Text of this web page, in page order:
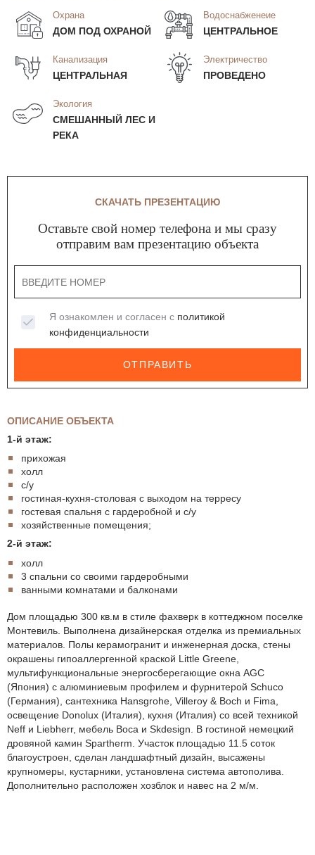
Охрана
ДОМ ПОД ОХРАНОЙ
Водоснабженеие
ЦЕНТРАЛЬНОЕ
Канализация
ЦЕНТРАЛЬНАЯ
Электричество
ПРОВЕДЕНО
Экология
СМЕШАННЫЙ ЛЕС И
РЕКА
ОПИСАНИЕ ОБЪЕКТА
1-й этаж:
прихожая
холл
с/у
гостиная-кухня-столовая с выходом на терресу
гостевая спальня с гардеробной и с/у
хозяйственные помещения;
2-й этаж:
холл
3 спальни со своими гардеробными
ванными комнатами и балконами
Дом площадью 300 кв.м в стиле фахверк в коттеджном поселке
Монтевиль. Выполнена дизайнерская отделка из премиальных
материалов. Полы керамогранит и инженерная доска, стены
окрашены гипоаллергенной краской Little Greene,
мультифункциональные энергосберегающие окна AGC
(Япония) с алюминиевым профилем и фурнитeрой Schuco
(Германия), сантехника Hansgrohe, Villeroy & Boch и Fima,
освещение Donolux (Италия), кухня (Италия) со всей техникой
Neff и Liebherr, мебель Boca и Skdesign. В гостиной немецкий
дровяной камин Spartherm. Участок площадью 11.5 соток
благоустроен, сделан ландшафтный дизайн, высажены
крупномеры, кустарники, установлена система автополива.
Дополнительно расположен хозблок и навес на 2 м/м.
СКАЧАТЬ ПРЕЗЕНТАЦИЮ
Оставьте свой номер телефона и мы сразу
отправим вам презентацию объекта
Я ознакомлен и согласен с политикой
конфиденциальности
ОТПРАВИТЬ